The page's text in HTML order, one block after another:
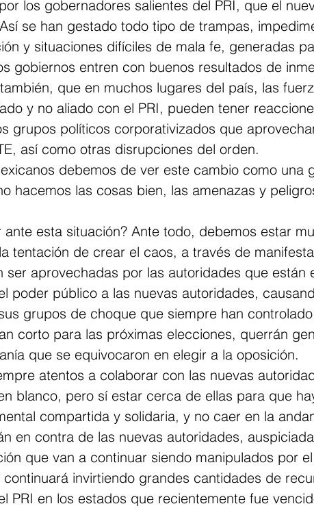
los gobernadores salientes del PRI, que el
se han gestado todo tipo de trampas,
y situaciones difíciles de mala fe, generadas
gobiernos entren con buenos resultados de
que en muchos lugares del país, las
y no aliado con el PRI, pueden tener
grupos políticos corporativizados que
así como otras disrupciones del orden.
debemos de ver este cambio como una
hacemos las cosas bien, las amenazas y
esta situación? Ante todo, debemos estar
tentación de crear el caos, a través de
ser aprovechadas por las autoridades que están
poder público a las nuevas autoridades,
grupos de choque que siempre han
corto para las próximas elecciones, querrán
que se equivocaron en elegir a la oposición.
atentos a colaborar con las nuevas
blanco, pero sí estar cerca de ellas para que
compartida y solidaria, y no caer en la
en contra de las nuevas autoridades,
que van a continuar siendo manipulados por el
invirtiendo grandes cantidades de
PRI en los estados que recientemente fue